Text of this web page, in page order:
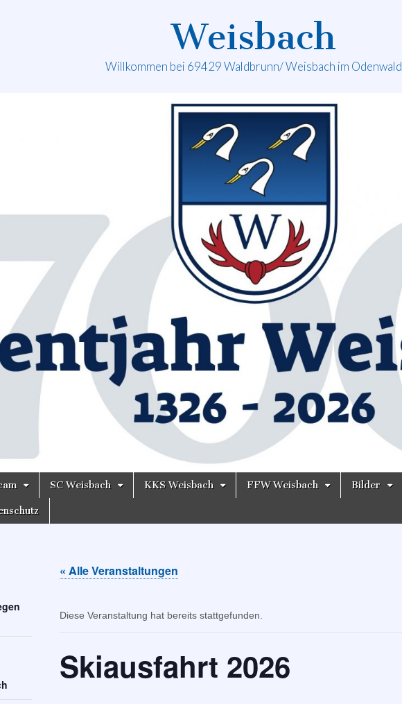
Weisbach
Willkommen bei 69429 Waldbrunn/ Weisbach im Odenwald
SC Weisbach KKS Weisbach FFW Weisbach Bilder
« Alle Veranstaltungen
Diese Veranstaltung hat bereits stattgefunden.
Skiausfahrt 2026